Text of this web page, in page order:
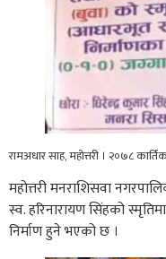
रामअधार साह, महोत्तरी । २०७८
महोत्तरी मनराशिसवा
स्व. हरिनारायण सिंहको
निर्माण हुने भएको छ ।